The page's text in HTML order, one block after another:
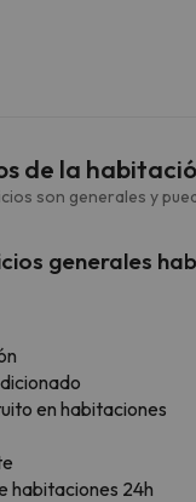
de la
son generales y
generales
en habitaciones
habitaciones 24h